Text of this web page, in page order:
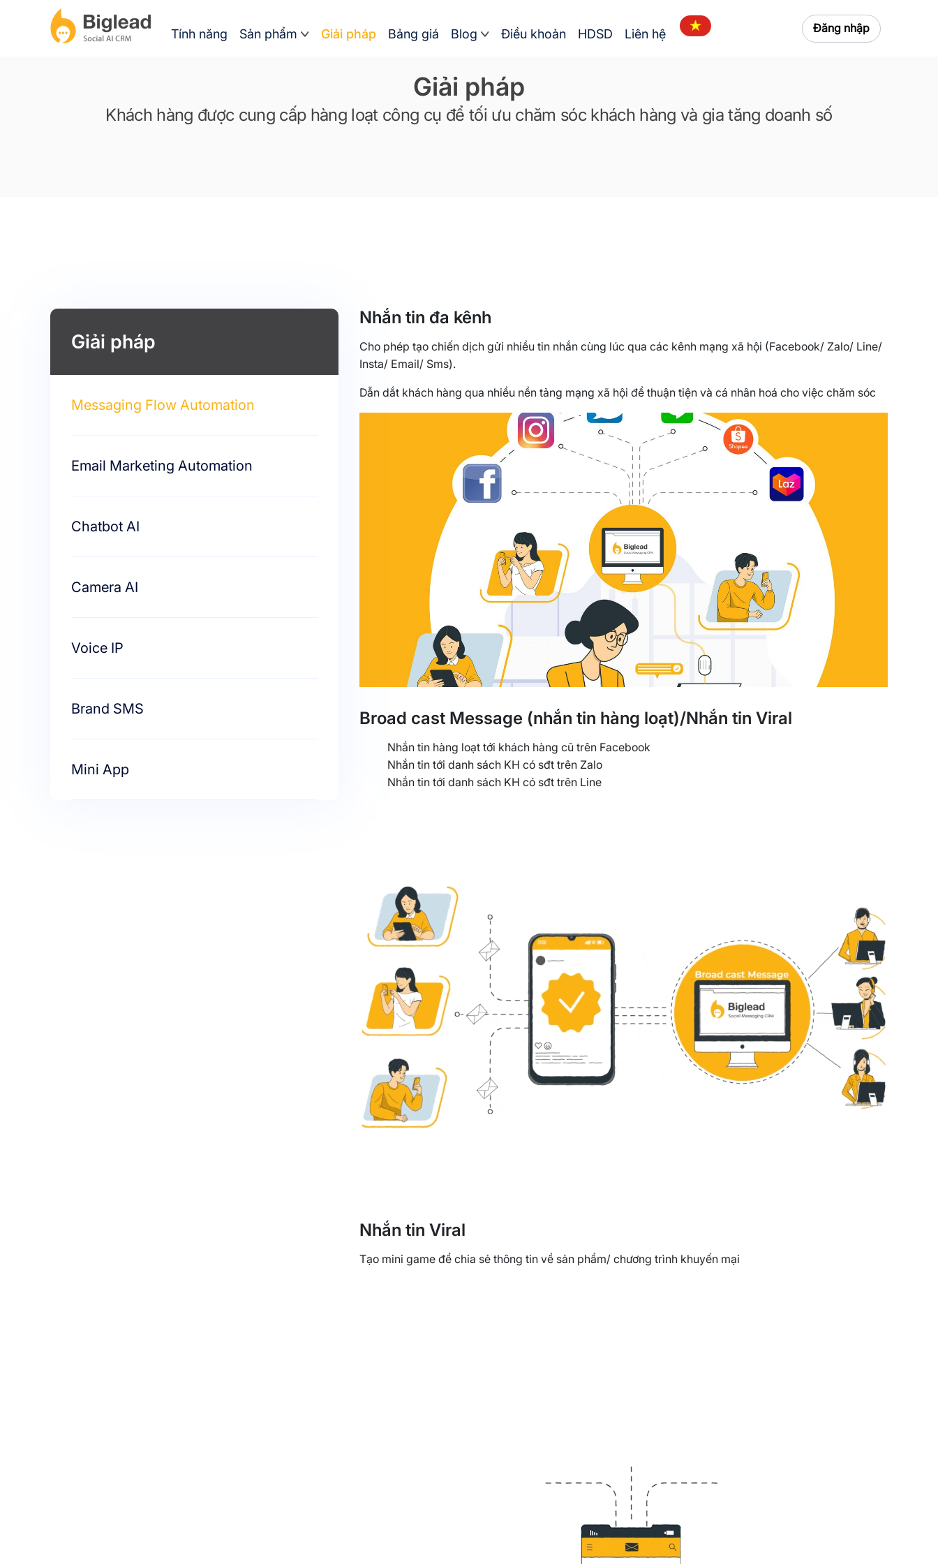
Tính năng Sản phẩm Giải pháp Bảng giá Blog Điều khoản HDSD Liên hệ Đăng nhập
Giải pháp
Khách hàng được cung cấp hàng loạt công cụ để tối ưu chăm sóc khách hàng và gia tăng doanh số
Giải pháp
Messaging Flow Automation
Email Marketing Automation
Chatbot AI
Camera AI
Voice IP
Brand SMS
Mini App
Nhắn tin đa kênh
Cho phép tạo chiến dịch gửi nhiều tin nhắn cùng lúc qua các kênh mạng xã hội (Facebook/ Zalo/ Line/
Insta/ Email/ Sms).
Dẫn dắt khách hàng qua nhiều nền tảng mạng xã hội để thuận tiện và cá nhân hoá cho việc chăm sóc
Broad cast Message (nhắn tin hàng loạt)/Nhắn tin Viral
Nhắn tin hàng loạt tới khách hàng cũ trên Facebook
Nhắn tin tới danh sách KH có sđt trên Zalo
Nhắn tin tới danh sách KH có sđt trên Line
Nhắn tin Viral
Tạo mini game để chia sẻ thông tin về sản phẩm/ chương trình khuyến mại